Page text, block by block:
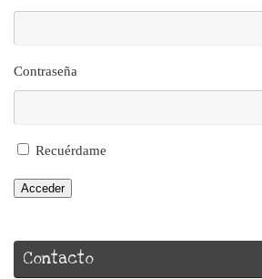
Contraseña
Recuérdame
Acceder
Contacto